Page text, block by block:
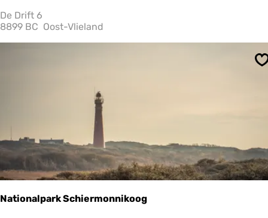
e
u
o
M
t
a
n
De Drift 6
8899 BC Oost-Vlieland
Nationalpark Schiermonnikoog